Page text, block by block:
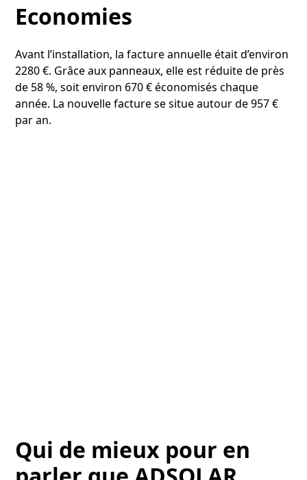
Economies
Avant l’installation, la facture annuelle était d’environ
2280 €. Grâce aux panneaux, elle est réduite de près
de 58 %, soit environ 670 € économisés chaque
année. La nouvelle facture se situe autour de 957 €
par an.
Qui de mieux pour en